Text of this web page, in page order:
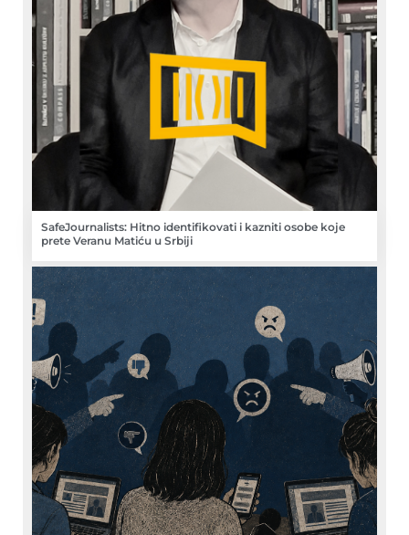
SafeJournalists: Hitno identifikovati i kazniti osobe koje
prete Veranu Matiću u Srbiji